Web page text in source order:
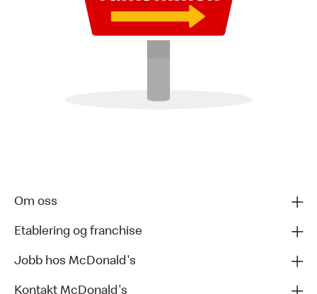
Om oss
Etablering og franchise
Jobb hos McDonald's
Kontakt McDonald's